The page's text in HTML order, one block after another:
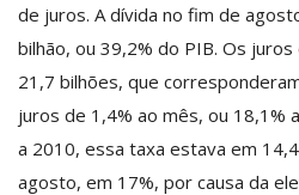
de juros. A dívida no fim de
bilhão, ou 39,2% do PIB. Os
21,7 bilhões, que
juros de 1,4% ao mês, ou 18,1%
a 2010, essa taxa estava em
agosto, em 17%, por causa da